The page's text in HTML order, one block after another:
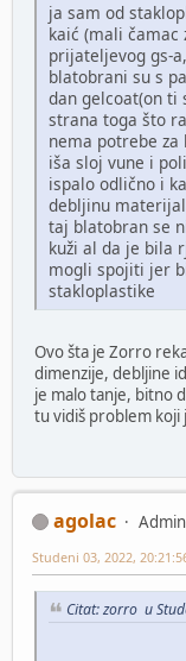
ja sam od
kaić (mali čamac
prijateljevog gs-
blatobrani su s
dan gelcoat(on ti
strana toga što
nema potrebe
iša sloj vune i
ispalo odlično i
debljinu
taj blatobran se
kuži al da je bila
mogli spojiti jer
stakloplastike
Ovo šta je Zorro
dimenzije, debljine
je malo tanje, bitno
tu vidiš problem koji
agolac
Studeni 03, 2022,
Citat: zorro u